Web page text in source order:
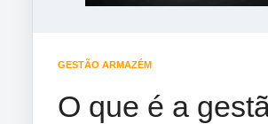
GESTÃO ARMAZÉM
O que é a